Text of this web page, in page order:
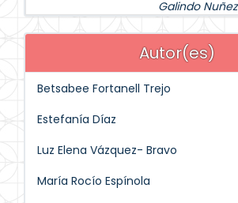
Galindo Nuñez
Autor(es)
Betsabee Fortanell Trejo
Estefanía Díaz
Luz Elena Vázquez- Bravo
María Rocío Espínola